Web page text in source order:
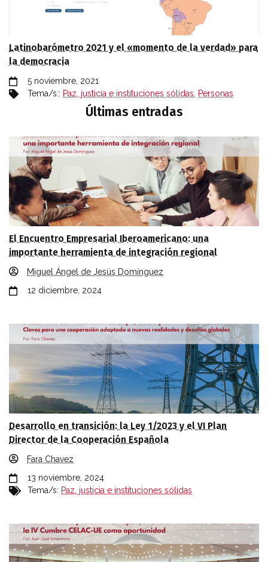
Latinobarómetro 2021 y el «momento de la verdad» para
la democracia
5 noviembre, 2021
Tema/s:: Paz, justicia e instituciones sólidas, Personas
Últimas entradas
El Encuentro Empresarial Iberoamericano: una
importante herramienta de integración regional
Miguel Ángel de Jesús Domínguez
12 diciembre, 2024
Desarrollo en transición: la Ley 1/2023 y el VI Plan
Director de la Cooperación Española
Fara Chavez
13 noviembre, 2024
Tema/s: Paz, justicia e instituciones sólidas